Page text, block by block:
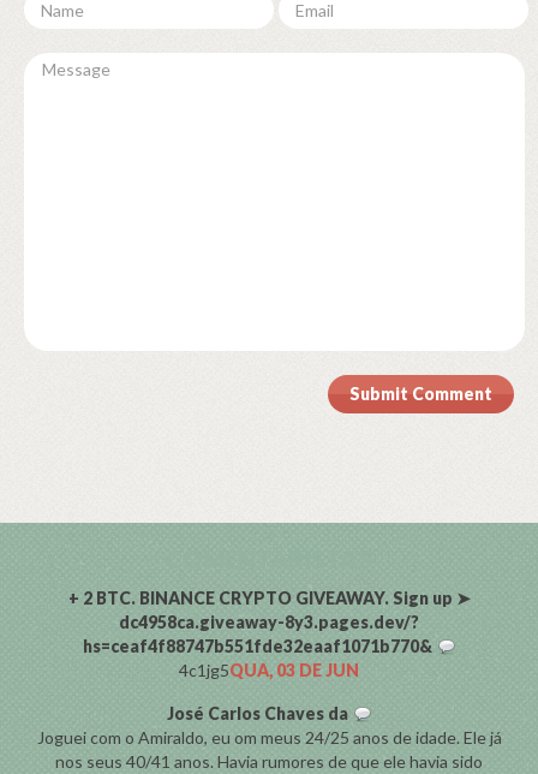
Submit Comment
+ 2 BTC. BINANCE CRYPTO GIVEAWAY. Sign up ➤
dc4958ca.giveaway-8y3.pages.dev/?
hs=ceaf4f88747b551fde32eaaf1071b770&
4c1jg5QUA, 03 DE JUN
José Carlos Chaves da
Joguei com o Amiraldo, eu om meus 24/25 anos de idade. Ele já
nos seus 40/41 anos. Havia rumores de que ele havia sido